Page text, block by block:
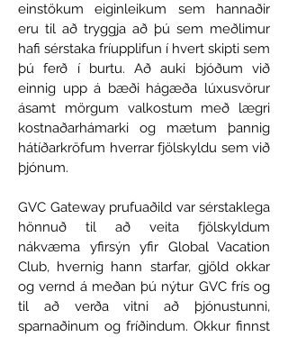
einstökum eiginleikum sem hannaðir
eru til að tryggja að þú sem meðlimur
hafi sérstaka fríupplifun í hvert skipti sem
þú ferð í burtu. Að auki bjóðum við
einnig upp á bæði hágæða lúxusvörur
ásamt mörgum valkostum með lægri
kostnaðarhámarki og mætum þannig
hátíðarkröfum hverrar fjölskyldu sem við
þjónum.
GVC Gateway prufuaðild var sérstaklega
hönnuð til að veita fjölskyldum
nákvæma yfirsýn yfir Global Vacation
Club, hvernig hann starfar, gjöld okkar
og vernd á meðan þú nýtur GVC frís og
til að verða vitni að þjónustunni,
sparnaðinum og fríðindum. Okkur finnst